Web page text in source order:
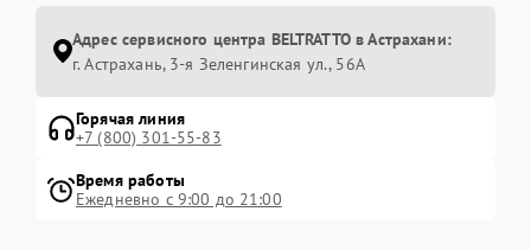
Адрес сервисного центра BELTRATTO в Астрахани:
г. Астрахань, 3-я Зеленгинская ул., 56А
Горячая линия
+7 (800) 301-55-83
Время работы
Ежедневно с 9:00 до 21:00